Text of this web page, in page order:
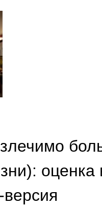
оценка